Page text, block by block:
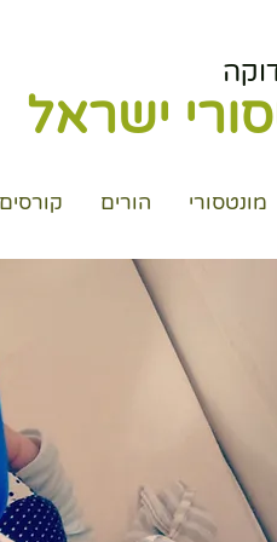
ישראל
מונטסורי הורים קורסים